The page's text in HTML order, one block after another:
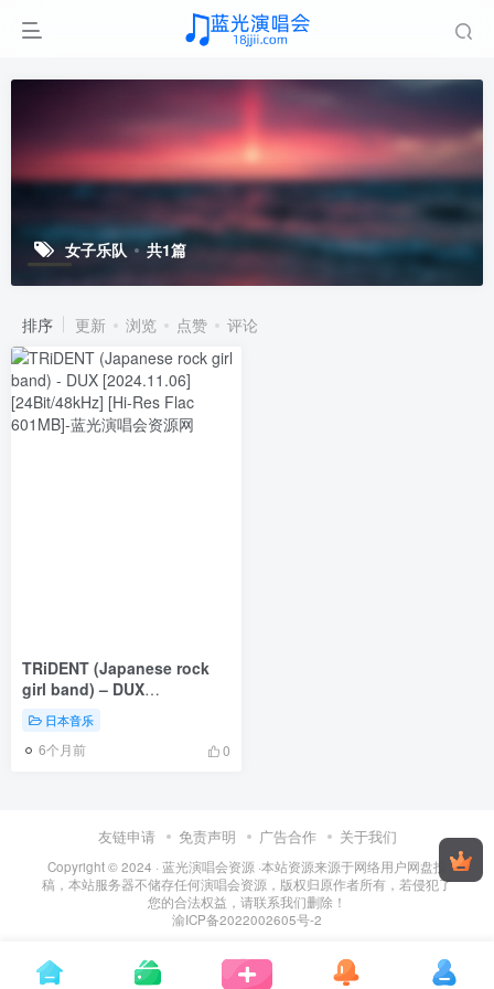
女子乐队 共1篇
排序 更新 浏览 点赞 评论
TRiDENT (Japanese rock
girl band) – DUX
[2024.11.06] [24Bit/48kHz]
[Hi-Res Flac 601MB]
日本音乐
6个月前 0
友链申请 免责声明 广告合作 关于我们
Copyright © 2024 · 蓝光演唱会资源 ·本站资源来源于网络用户网盘投
稿，本站服务器不储存任何演唱会资源，版权归原作者所有，若侵犯了
您的合法权益，请联系我们删除！
渝ICP备2022002605号-2